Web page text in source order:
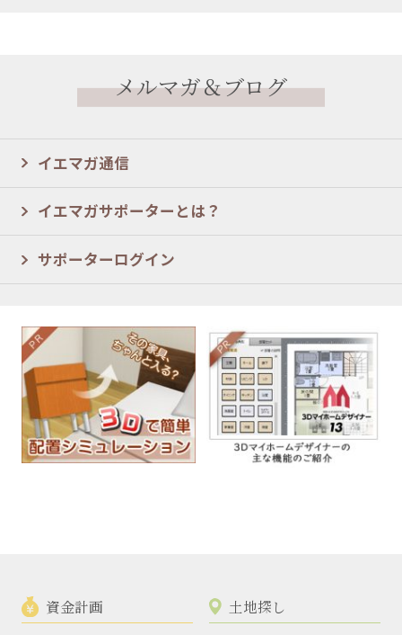
メルマガ＆ブログ
イエマガ通信
イエマガサポーターとは？
サポーターログイン
資金計画 土地探し